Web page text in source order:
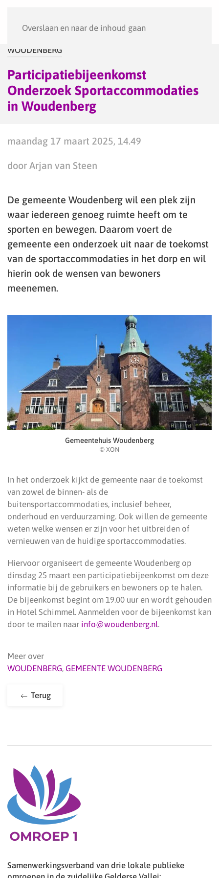
Overslaan en naar de inhoud gaan
WOUDENBERG
Participatiebijeenkomst
Onderzoek Sportaccommodaties
in Woudenberg
maandag 17 maart 2025, 14.49
door Arjan van Steen
De gemeente Woudenberg wil een plek zijn
waar iedereen genoeg ruimte heeft om te
sporten en bewegen. Daarom voert de
gemeente een onderzoek uit naar de toekomst
van de sportaccommodaties in het dorp en wil
hierin ook de wensen van bewoners
meenemen.
Gemeentehuis Woudenberg
© XON
In het onderzoek kijkt de gemeente naar de toekomst
van zowel de binnen- als de
buitensportaccommodaties, inclusief beheer,
onderhoud en verduurzaming. Ook willen de gemeente
weten welke wensen er zijn voor het uitbreiden of
vernieuwen van de huidige sportaccommodaties.
Hiervoor organiseert de gemeente Woudenberg op
dinsdag 25 maart een participatiebijeenkomst om deze
informatie bij de gebruikers en bewoners op te halen.
De bijeenkomst begint om 19.00 uur en wordt gehouden
in Hotel Schimmel. Aanmelden voor de bijeenkomst kan
door te mailen naar info@woudenberg.nl.
Meer over
WOUDENBERG, GEMEENTE WOUDENBERG
Terug
Samenwerkingsverband van drie lokale publieke